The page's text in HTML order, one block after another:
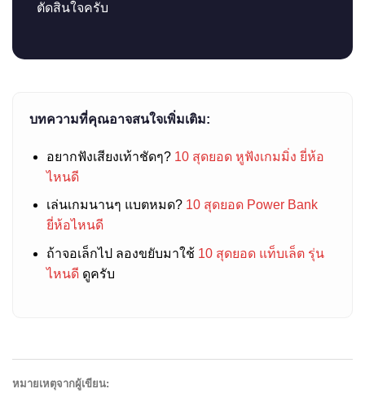
ตัดสินใจครับ
บทความที่คุณอาจสนใจเพิ่มเติม:
อยากฟังเสียงเท้าชัดๆ? 10 สุดยอด หูฟังเกมมิ่ง ยี่ห้อ
ไหนดี
เล่นเกมนานๆ แบตหมด? 10 สุดยอด Power Bank
ยี่ห้อไหนดี
ถ้าจอเล็กไป ลองขยับมาใช้ 10 สุดยอด แท็บเล็ต รุ่น
ไหนดีดูครับ
หมายเหตุจากผู้เขียน: